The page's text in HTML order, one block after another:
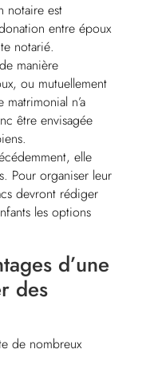
notaire est
entre époux
notarié.
manière
ou mutuellement
n’a
être envisagée
elle
Pour organiser leur
devront rédiger
les options
d’une
des
de nombreux